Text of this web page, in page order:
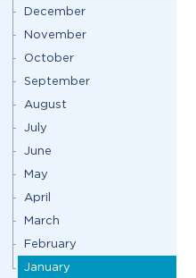
December
November
October
September
August
July
June
May
April
March
February
January